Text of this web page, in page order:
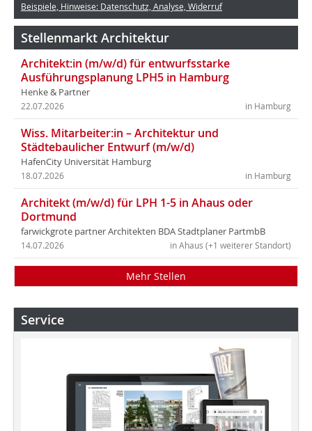
Beispiele, Hinweise: Datenschutz, Analyse, Widerruf
Stellenmarkt Architektur
Architekt:in (m/w/d) für entwurfsstarke
Ausführungsplanung LPH5 in Hamburg
Henke & Partner
in Hamburg
22.07.2026
Wiss. Mitarbeiter:in – Architektur und
Städtebaulicher Entwurf (m/w/d)
HafenCity Universität Hamburg
in Hamburg
18.07.2026
Architekt (m/w/d) für LPH 1-5 in Ahaus oder
Dortmund
farwickgrote partner Architekten BDA Stadtplaner PartmbB
in Ahaus (+1 weiterer Standort)
14.07.2026
Mehr Stellen
Service